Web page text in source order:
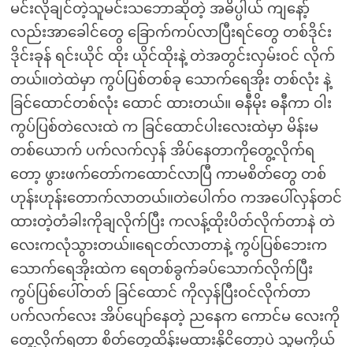
မင်းလိုချင်တဲ့သူမင်းသဘောဆိုတဲ့ အဓိပ္ပါယ် ကျနော့်
လည်းအာခေါင်တွေ ခြောက်ကပ်လာပြီးရင်တွေ တစ်ဒိုင်း
ဒိုင်းခုန် ရင်းယိုင် ထိုး ယိုင်ထိုးနဲ့ တဲအတွင်းလှမ်းဝင် လိုက်
တယ်။တဲထဲမှာ ကွပ်ပြစ်တစ်ခု သောက်ရေအိုး တစ်လုံး နဲ့
ခြင်ထောင်တစ်လုံး ထောင် ထားတယ်။ ဓနီမိုး ဓနီကာ ဝါး
ကွပ်ပြစ်တဲလေးထဲ က ခြင်ထောင်ပါးလေးထဲမှာ မိန်းမ
တစ်ယောက် ပက်လက်လှန် အိပ်နေတာကိုတွေ့လိုက်ရ
တော့ ဖွားဖက်တော်ကထောင်လာပြီ ကာမစိတ်တွေ တစ်
ဟုန်းဟုန်းတောက်လာတယ်။တဲပေါက်ဝ ကအပေါ်လှန်တင်
ထားတဲ့တံခါးကိုချလိုက်ပြီး ကလန့်ထိုးပိတ်လိုက်တာနဲ တဲ
လေးကလုံသွားတယ်။ရေငတ်လာတာနဲ့ ကွပ်ပြစ်ဘေးက
သောက်ရေအိုးထဲက ရေတစ်ခွက်ခပ်သောက်လိုက်ပြီး
ကွပ်ပြစ်ပေါ်တတ် ခြင်ထောင် ကိုလှန်ပြီးဝင်လိုက်တာ
ပက်လက်လေး အိပ်ပျော်နေတဲ့ ညနေက ကောင်မ လေးကို
တွေ့လိုက်ရတာ စိတ်တွေထိန်းမထားနိုငိတော့ပဲ သူမကိုယ်